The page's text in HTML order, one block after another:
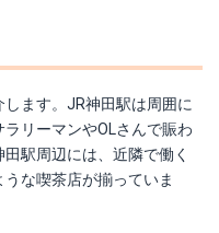
ます。JR神田駅は周囲に
リーマンやOLさんで賑わ
駅周辺には、近隣で働く
な喫茶店が揃っていま